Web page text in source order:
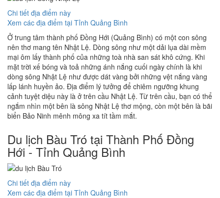
Chi tiết địa điểm này
Xem các địa điểm tại Tỉnh Quảng Bình
Ở trung tâm thành phố Đồng Hới (Quảng Bình) có một con sông
nên thơ mang tên Nhật Lệ. Dòng sông như một dải lụa dài mềm
mại ôm lấy thành phố của những toà nhà san sát khô cứng. Khi
mặt trời xế bóng và toả những ánh nắng cuối ngày chính là khi
dòng sông Nhật Lệ như được dát vàng bởi những vệt nắng vàng
lấp lánh huyền ảo. Địa điểm lý tưởng để chiêm ngưỡng khung
cảnh tuyệt diệu này là ở trên cầu Nhật Lệ. Từ trên cầu, bạn có thể
ngắm nhìn một bên là sông Nhật Lệ thơ mộng, còn một bên là bãi
biển Bảo Ninh mênh mông xa tít tầm mắt.
Du lịch Bàu Tró tại Thành Phố Đồng
Hới - Tỉnh Quảng Bình
Chi tiết địa điểm này
Xem các địa điểm tại Tỉnh Quảng Bình